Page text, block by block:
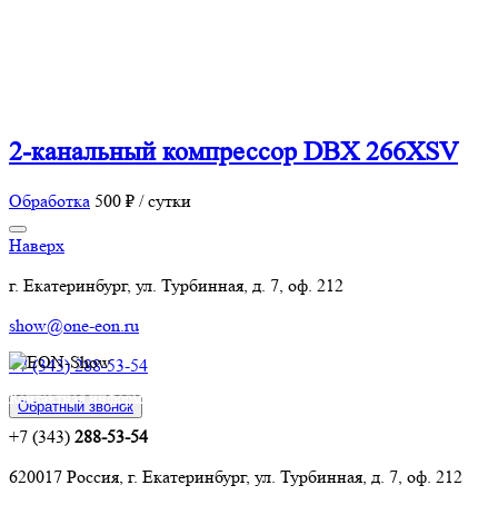
2-канальный компрессор DBX 266XSV
Обработка 500 ₽ / сутки
Наверх
г. Екатеринбург, ул. Турбинная, д. 7, оф. 212
show@one-eon.ru
+7 (343) 288-53-54
Обратный звонок
Контактная информация:
+7 (343) 288-53-54
620017 Россия, г. Екатеринбург, ул. Турбинная, д. 7, оф. 212